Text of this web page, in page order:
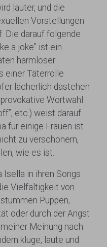
lauter, und die
Vorstellungen
Die darauf folgende
a joke” ist ein
harmloser
einer Täterrolle
lächerlich dastehen
Wortwahl
etc.) weist darauf
für einige Frauen ist
zu verschönern,
wie es ist.
in ihren Songs
Vielfältigkeit von
Puppen,
oder durch der Angst
Meinung nach
kluge, laute und